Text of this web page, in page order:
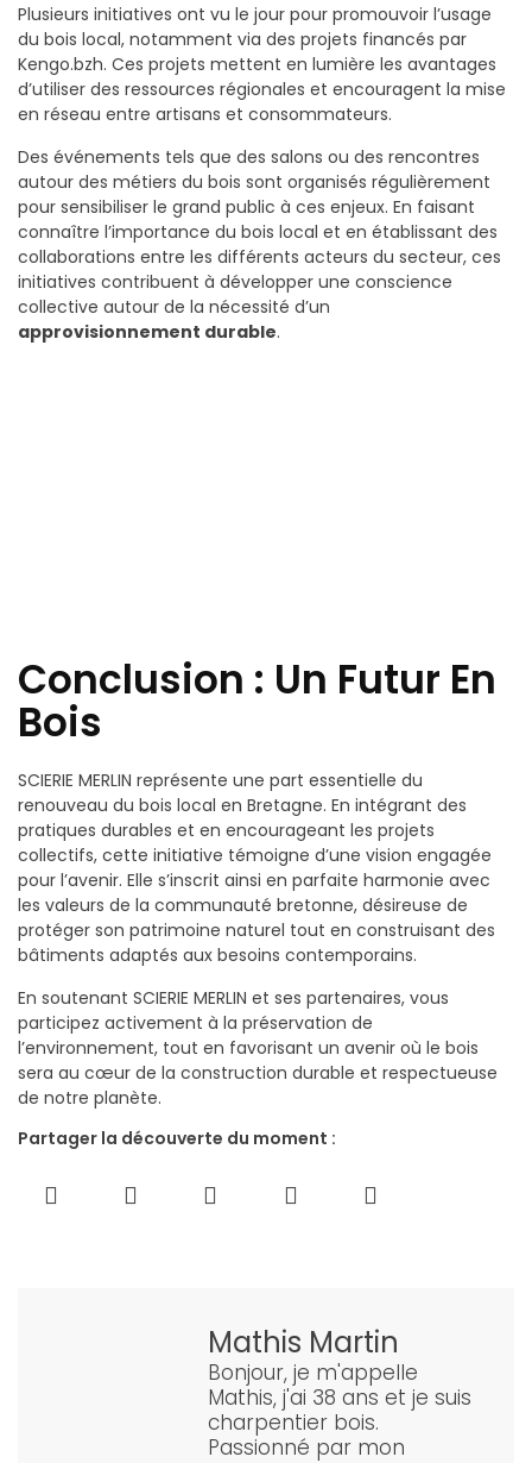
Plusieurs initiatives ont vu le jour pour promouvoir l’usage
du bois local, notamment via des projets financés par
Kengo.bzh. Ces projets mettent en lumière les avantages
d’utiliser des ressources régionales et encouragent la mise
en réseau entre artisans et consommateurs.
Des événements tels que des salons ou des rencontres
autour des métiers du bois sont organisés régulièrement
pour sensibiliser le grand public à ces enjeux. En faisant
connaître l’importance du bois local et en établissant des
collaborations entre les différents acteurs du secteur, ces
initiatives contribuent à développer une conscience
collective autour de la nécessité d’un
approvisionnement durable.
Conclusion : Un Futur En
Bois
SCIERIE MERLIN représente une part essentielle du
renouveau du bois local en Bretagne. En intégrant des
pratiques durables et en encourageant les projets
collectifs, cette initiative témoigne d’une vision engagée
pour l’avenir. Elle s’inscrit ainsi en parfaite harmonie avec
les valeurs de la communauté bretonne, désireuse de
protéger son patrimoine naturel tout en construisant des
bâtiments adaptés aux besoins contemporains.
En soutenant SCIERIE MERLIN et ses partenaires, vous
participez activement à la préservation de
l’environnement, tout en favorisant un avenir où le bois
sera au cœur de la construction durable et respectueuse
de notre planète.
Partager la découverte du moment :
Mathis Martin
Bonjour, je m'appelle
Mathis, j'ai 38 ans et je suis
charpentier bois.
Passionné par mon